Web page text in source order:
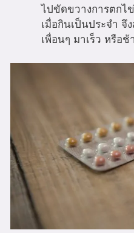
ไปขัดขวางการตกไ
เมื่อกินเป็นประจำ จึ
เพื่อนๆ มาเร็ว หรือช้